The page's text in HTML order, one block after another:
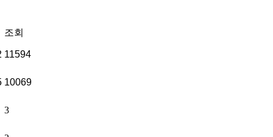
조회
11594
10069
3